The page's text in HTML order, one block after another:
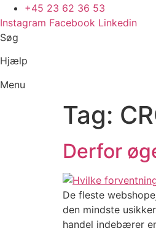
+45 23 62 36 53
Instagram Facebook Linkedin
Søg
Hjælp
Menu
Tag:
Derfor
De fleste
den mindste
handel indebærer